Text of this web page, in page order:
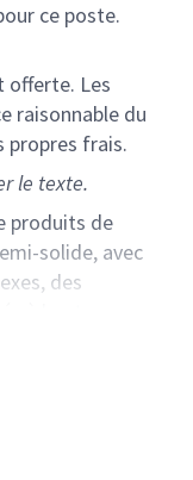
ce poste.
offerte. Les
raisonnable du
propres frais.
le texte.
produits de
solide, avec
des
recherche d’un